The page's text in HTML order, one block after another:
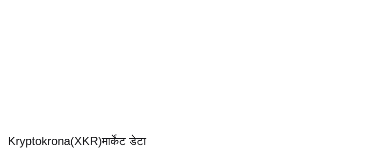
Kryptokrona(XKR)मार्केट डेटा